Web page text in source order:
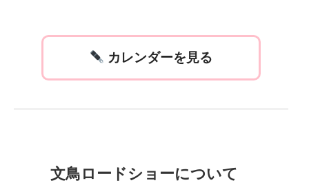
カレンダーを見る
文鳥ロードショーについて